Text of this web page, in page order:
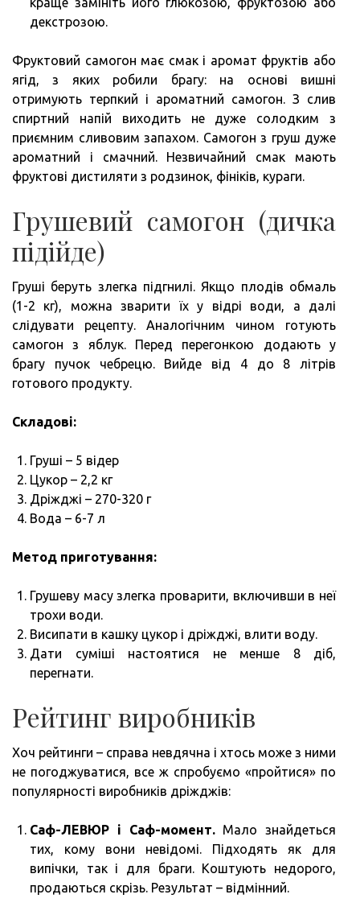
декстрозою.
Фруктовий самогон має смак і аромат фруктів або
ягід, з яких робили брагу: на основі вишні
отримують терпкий і ароматний самогон. З слив
спиртний напій виходить не дуже солодким з
приємним сливовим запахом. Самогон з груш дуже
ароматний і смачний. Незвичайний смак мають
фруктові дистиляти з родзинок, фініків, кураги.
Грушевий самогон (дичка
підійде)
Груші беруть злегка підгнилі. Якщо плодів обмаль
(1-2 кг), можна зварити їх у відрі води, а далі
слідувати рецепту. Аналогічним чином готують
самогон з яблук. Перед перегонкою додають у
брагу пучок чебрецю. Вийде від 4 до 8 літрів
готового продукту.
Складові:
Груші – 5 відер
Цукор – 2,2 кг
Дріжджі – 270-320 г
Вода – 6-7 л
Метод приготування:
Грушеву масу злегка проварити, включивши в неї
трохи води.
Висипати в кашку цукор і дріжджі, влити воду.
Дати суміші настоятися не менше 8 діб,
перегнати.
Рейтинг виробників
Хоч рейтинги – справа невдячна і хтось може з ними
не погоджуватися, все ж спробуємо «пройтися» по
популярності виробників дріжджів:
Саф-ЛЕВЮР і Саф-момент.Мало знайдеться
тих, кому вони невідомі. Підходять як для
випічки, так і для браги. Коштують недорого,
продаються скрізь. Результат – відмінний.